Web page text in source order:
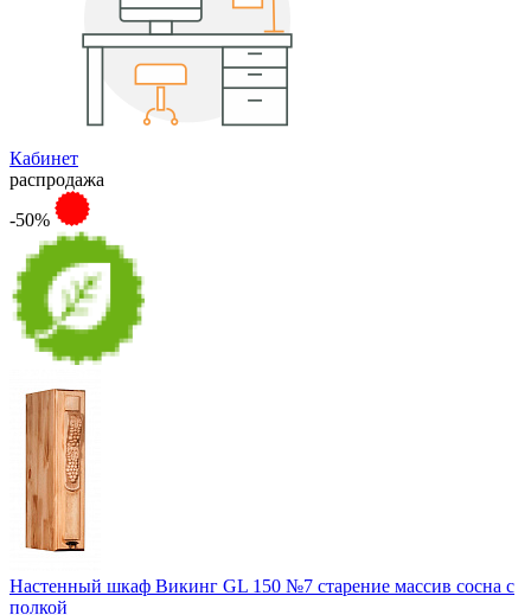
Кабинет
распродажа
-50%
Настенный шкаф Викинг GL 150 №7 старение массив сосна с
полкой